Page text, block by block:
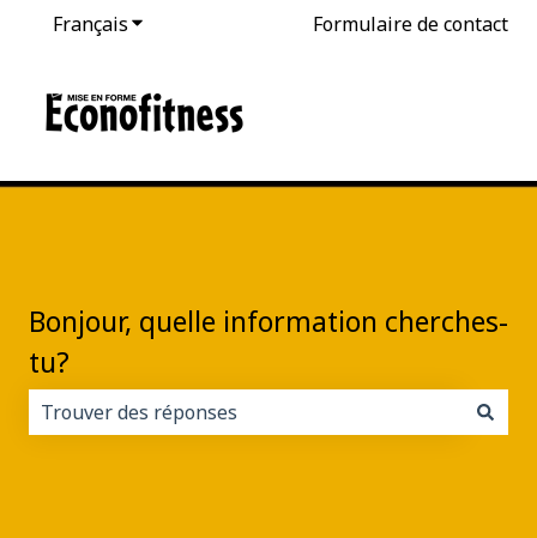
FrançaisAfficher le sous-menu pour les traductions
Formulaire de contact
Bonjour, quelle information cherches-
tu?